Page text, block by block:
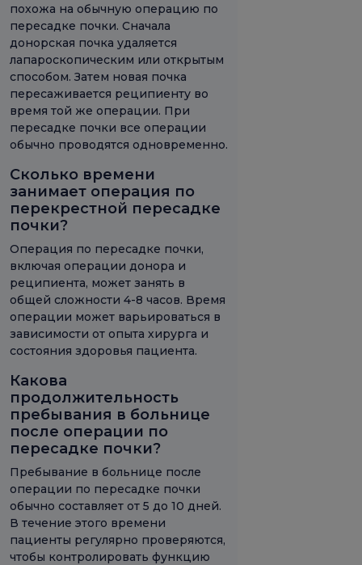
похожа на обычную операцию по
пересадке почки. Сначала
донорская почка удаляется
лапароскопическим или открытым
способом. Затем новая почка
пересаживается реципиенту во
время той же операции. При
пересадке почки все операции
обычно проводятся одновременно.
Сколько времени
занимает операция по
перекрестной пересадке
почки?
Операция по пересадке почки,
включая операции донора и
реципиента, может занять в
общей сложности 4-8 часов. Время
операции может варьироваться в
зависимости от опыта хирурга и
состояния здоровья пациента.
Какова
продолжительность
пребывания в больнице
после операции по
пересадке почки?
Пребывание в больнице после
операции по пересадке почки
обычно составляет от 5 до 10 дней.
В течение этого времени
пациенты регулярно проверяются,
чтобы контролировать функцию